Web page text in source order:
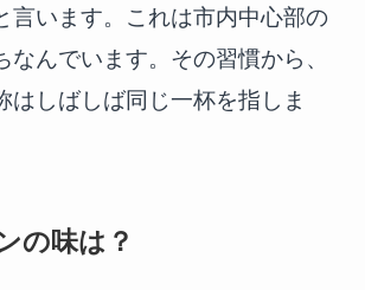
言います。これは市内中心部の
なんでいます。その習慣から、
はしばしば同じ一杯を指しま
の味は？